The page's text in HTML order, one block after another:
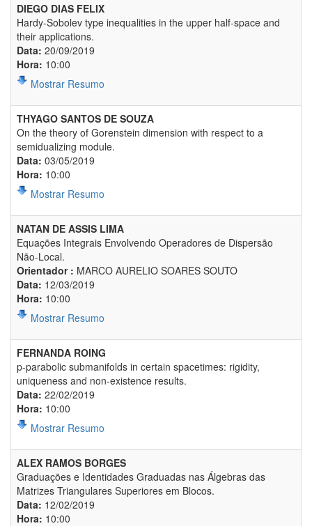
DIEGO DIAS FELIX
Hardy-Sobolev type inequalities in the upper half-space and
their applications.
Data: 20/09/2019
Hora: 10:00
Mostrar Resumo
THYAGO SANTOS DE SOUZA
On the theory of Gorenstein dimension with respect to a
semidualizing module.
Data: 03/05/2019
Hora: 10:00
Mostrar Resumo
NATAN DE ASSIS LIMA
Equações Integrais Envolvendo Operadores de Dispersão
Não-Local.
Orientador : MARCO AURELIO SOARES SOUTO
Data: 12/03/2019
Hora: 10:00
Mostrar Resumo
FERNANDA ROING
p-parabolic submanifolds in certain spacetimes: rigidity,
uniqueness and non-existence results.
Data: 22/02/2019
Hora: 10:00
Mostrar Resumo
ALEX RAMOS BORGES
Graduações e Identidades Graduadas nas Álgebras das
Matrizes Triangulares Superiores em Blocos.
Data: 12/02/2019
Hora: 10:00